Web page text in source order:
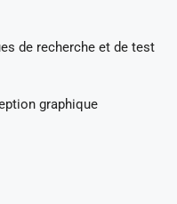
de recherche et de test
graphique